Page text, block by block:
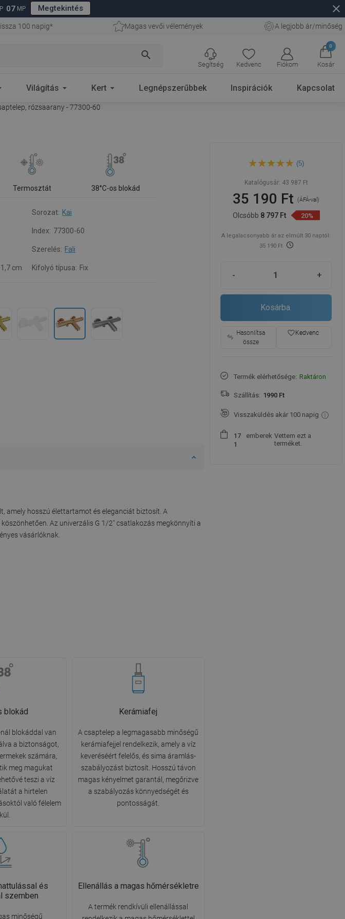
P 07 MP Megtekintés close
100 napig* Magas vevői vélemények A legjobb ár/minőség
search
Kedvenc Fiókom
0
Kosár
Segítség
Világítás Kert Legnépszerűbbek Inspirációk Kapcsolat
rózsaarany - 77300-60
Termosztát 38°C-os blokád
Sorozat: Kai
Index: 77300-60
Szerelés: Fali
cm Kifolyó típusa: Fix
amely hosszú élettartamot és eleganciát biztosít. A
Az univerzális G 1/2" csatlakozás megkönnyíti a
vásárlóknak.
blokád
blokáddal van
a biztonságot,
számára,
meg magukat
teszi a víz
a hirtelen
való félelem
Kerámiafej
A csaptelep a legmagasabb minőségű
kerámiafejjel rendelkezik, amely a víz
keveréséért felelős, és sima áramlás-
szabályozást biztosít. Hosszú távon
magas kényelmet garantál, megőrizve
a szabályozás könnyedségét és
pontosságát.
és
szemben
minőségű
Ellenállás a magas hőmérsékletre
A termék rendkívüli ellenállással
kádcsaptelep, rózsaarany -
(5)
Katalógusár: 43 987 Ft
35 190 Ft(ÁFÁ-val)
Olcsóbb 8 797 Ft 20%
A legalacsonyabb ár az elmúlt 30 naptól:
35 190 Ft
- +
Kosárba
Hasonlítsa
össze
favorite_borderKedvenc
Termék elérhetősége: Raktáron
Szállítás: 1990 Ft
Visszaküldés akár 100 napig
1 7
1
emberek Vettem ezt a
terméket.